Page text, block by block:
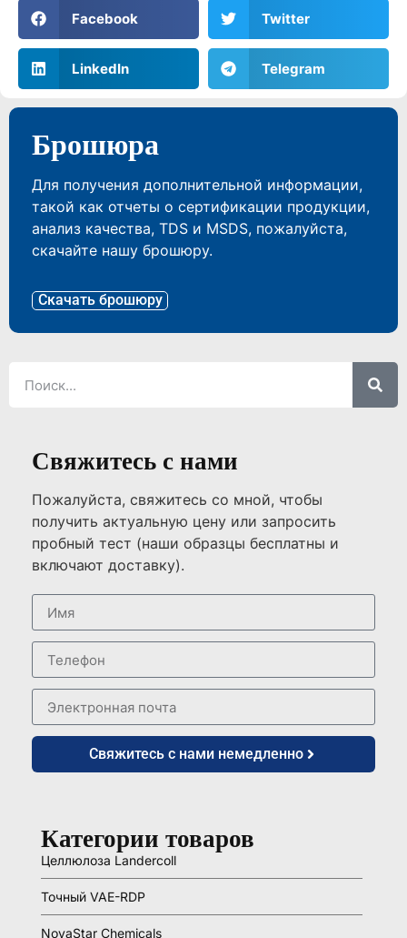
Facebook Twitter
LinkedIn Telegram
Брошюра
Для получения дополнительной информации,
такой как отчеты о сертификации продукции,
анализ качества, TDS и MSDS, пожалуйста,
скачайте нашу брошюру.
Скачать брошюру
Свяжитесь с нами
Пожалуйста, свяжитесь со мной, чтобы
получить актуальную цену или запросить
пробный тест (наши образцы бесплатны и
включают доставку).
Свяжитесь с нами немедленно
Категории товаров
Целлюлоза Landercoll
Точный VAE-RDP
NovaStar Chemicals